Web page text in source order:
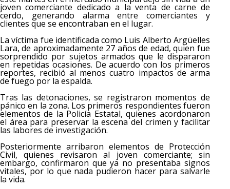
joven comerciante dedicado a la venta de carne de
cerdo, generando alarma entre comerciantes y
clientes que se encontraban en el lugar.
La víctima fue identificada como Luis Alberto Argüelles
Lara, de aproximadamente 27 años de edad, quien fue
sorprendido por sujetos armados que le dispararon
en repetidas ocasiones. De acuerdo con los primeros
reportes, recibió al menos cuatro impactos de arma
de fuego por la espalda.
Tras las detonaciones, se registraron momentos de
pánico en la zona. Los primeros respondientes fueron
elementos de la Policía Estatal, quienes acordonaron
el área para preservar la escena del crimen y facilitar
las labores de investigación.
Posteriormente arribaron elementos de Protección
Civil, quienes revisaron al joven comerciante; sin
embargo, confirmaron que ya no presentaba signos
vitales, por lo que nada pudieron hacer para salvarle
la vida.